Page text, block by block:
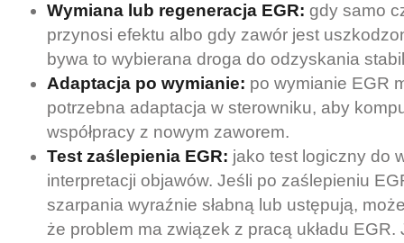
Wymiana lub regeneracja EGR: gdy samo
przynosi efektu albo gdy zawór jest
bywa to wybierana droga do odzyskania
Adaptacja po wymianie: po wymianie EGR
potrzebna adaptacja w sterowniku, aby
współpracy z nowym zaworem.
Test zaślepienia EGR: jako test logiczny do
interpretacji objawów. Jeśli po zaślepieniu
szarpania wyraźnie słabną lub ustępują,
że problem ma związek z pracą układu EGR.